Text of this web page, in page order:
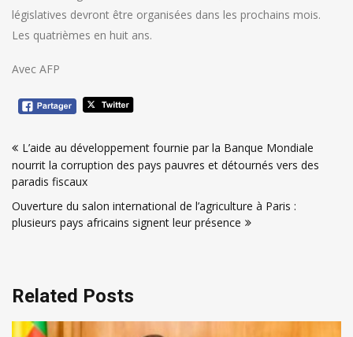
législatives devront être organisées dans les prochains mois.
Les quatrièmes en huit ans.
Avec AFP
de
l’article
L’aide au développement fournie par la Banque Mondiale
nourrit la corruption des pays pauvres et détournés vers des
paradis fiscaux
Ouverture du salon international de l’agriculture à Paris :
plusieurs pays africains signent leur présence
Related Posts